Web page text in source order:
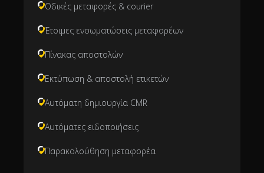
Οδικές μεταφορές & courier
Έτοιμες ενσωματώσεις μεταφορέων
Πίνακας αποστολών
Εκτύπωση & αποστολή ετικετών
Αυτόματη δημιουργία CMR
Αυτόματες ειδοποιήσεις
Παρακολούθηση μεταφορέα